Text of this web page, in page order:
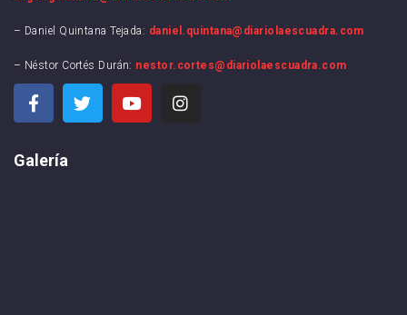
– Daniel Quintana Tejada: daniel.quintana@diariolaescuadra.com
– Néstor Cortés Durán: nestor.cortes@diariolaescuadra.com
Galería